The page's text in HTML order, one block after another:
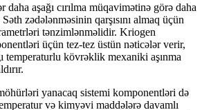
aşağı cırılma müqavimətinə görə daha
zədələnməsinin qarşısını almaq üçün
tənzimlənməlidir. Kriogen
üçün tez-tez üstün nəticələr verir,
temperaturlu kövrəklik mexaniki aşınma
yanacaq sistemi komponentləri də
və kimyəvi maddələrə davamlı